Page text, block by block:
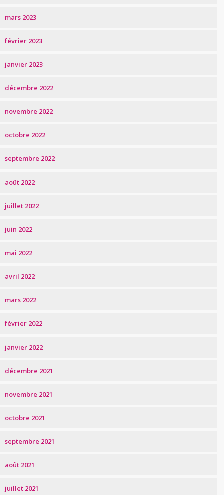
mars 2023
février 2023
janvier 2023
décembre 2022
novembre 2022
octobre 2022
septembre 2022
août 2022
juillet 2022
juin 2022
mai 2022
avril 2022
mars 2022
février 2022
janvier 2022
décembre 2021
novembre 2021
octobre 2021
septembre 2021
août 2021
juillet 2021